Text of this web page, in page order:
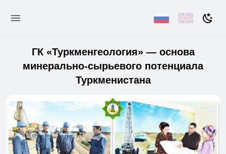
ГК «Туркменгеология» — основа
минерально-сырьевого потенциала
Туркменистана